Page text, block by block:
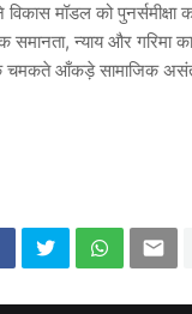
मॉडल को
समानता, न्याय और गरिमा
चमकते आँकड़े सामाजिक